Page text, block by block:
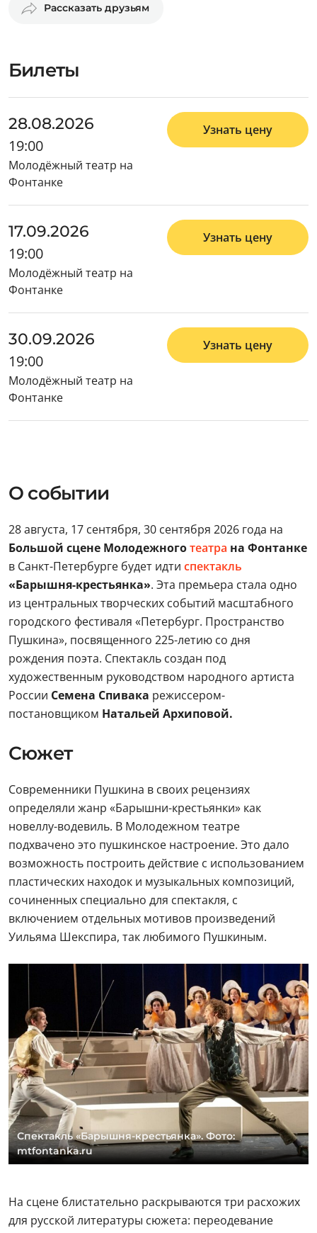
Рассказать друзьям
Билеты
28.08.2026
19:00
Молодёжный театр на
Фонтанке
Узнать цену
17.09.2026
19:00
Молодёжный театр на
Фонтанке
Узнать цену
30.09.2026
19:00
Молодёжный театр на
Фонтанке
Узнать цену
О событии
28 августа, 17 сентября, 30 сентября 2026 года на
Большой сцене Молодежноготеатра на Фонтанке
в Санкт-Петербурге будет идти спектакль
«Барышня-крестьянка». Эта премьера стала одно
из центральных творческих событий масштабного
городского фестиваля «Петербург. Пространство
Пушкина», посвященного 225-летию со дня
рождения поэта. Спектакль создан под
художественным руководством народного артиста
России Семена Спивака режиссером-
постановщиком Натальей Архиповой.
Сюжет
Современники Пушкина в своих рецензиях
определяли жанр «Барышни-крестьянки» как
новеллу-водевиль. В Молодежном театре
подхвачено это пушкинское настроение. Это дало
возможность построить действие с использованием
пластических находок и музыкальных композиций,
сочиненных специально для спектакля, с
включением отдельных мотивов произведений
Уильяма Шекспира, так любимого Пушкиным.
Спектакль «Барышня-крестьянка». Фото:
mtfontanka.ru
На сцене блистательно раскрываются три расхожих
для русской литературы сюжета: переодевание